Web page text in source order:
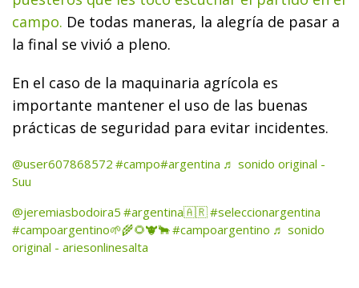
campo. De todas maneras, la alegría de pasar a
la final se vivió a pleno.
En el caso de la maquinaria agrícola es
importante mantener el uso de las buenas
prácticas de seguridad para evitar incidentes.
@user607868572 #campo#argentina ♬ sonido original -
Suu
@jeremiasbodoira5 #argentina🇦🇷#seleccionargentina
#campoargentino🌱🌾🌻🐮🐂#campoargentino ♬ sonido
original - ariesonlinesalta